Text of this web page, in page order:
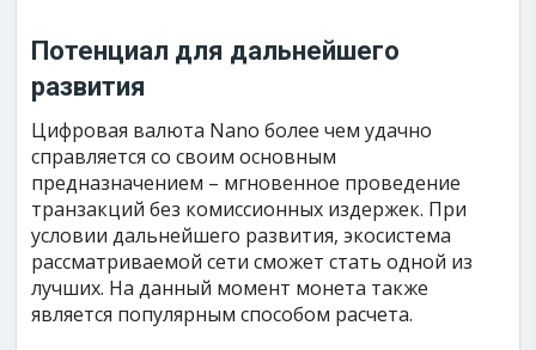
Потенциал для дальнейшего
развития
Цифровая валюта Nano более чем удачно
справляется со своим основным
предназначением – мгновенное проведение
транзакций без комиссионных издержек. При
условии дальнейшего развития, экосистема
рассматриваемой сети сможет стать одной из
лучших. На данный момент монета также
является популярным способом расчета.